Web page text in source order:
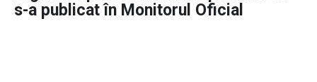
s-a publicat în Monitorul Oficial